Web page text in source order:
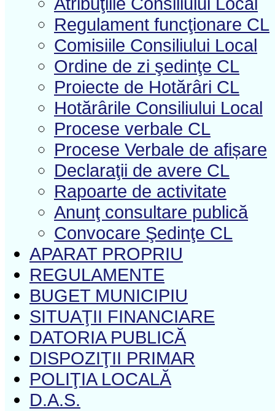
Regulament funcţionare CL
Comisiile Consiliului Local
Ordine de zi şedinţe CL
Proiecte de Hotărâri CL
Hotărârile Consiliului Local
Procese verbale CL
Procese Verbale de afișare
Declaraţii de avere CL
Rapoarte de activitate
Anunţ consultare publică
Convocare Şedinţe CL
APARAT PROPRIU
REGULAMENTE
BUGET MUNICIPIU
SITUAŢII FINANCIARE
DATORIA PUBLICĂ
DISPOZIŢII PRIMAR
POLIŢIA LOCALĂ
D.A.S.